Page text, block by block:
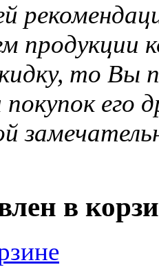
продукции
то Вы
покупок
в